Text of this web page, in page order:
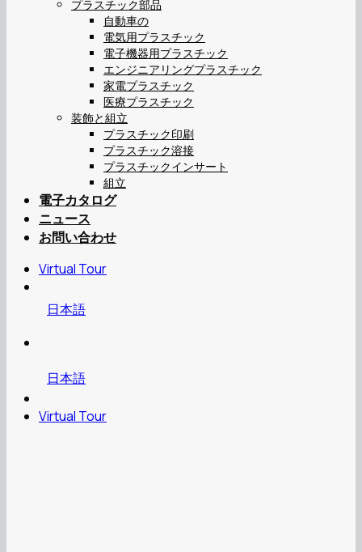
プラスチック部品
自動車の
電気用プラスチック
電子機器用プラスチック
エンジニアリングプラスチック
家電プラスチック
医療プラスチック
装飾と組立
プラスチック印刷
プラスチック溶接
プラスチックインサート
組立
電子カタログ
ニュース
お問い合わせ
Virtual Tour
日本語
日本語
Virtual Tour